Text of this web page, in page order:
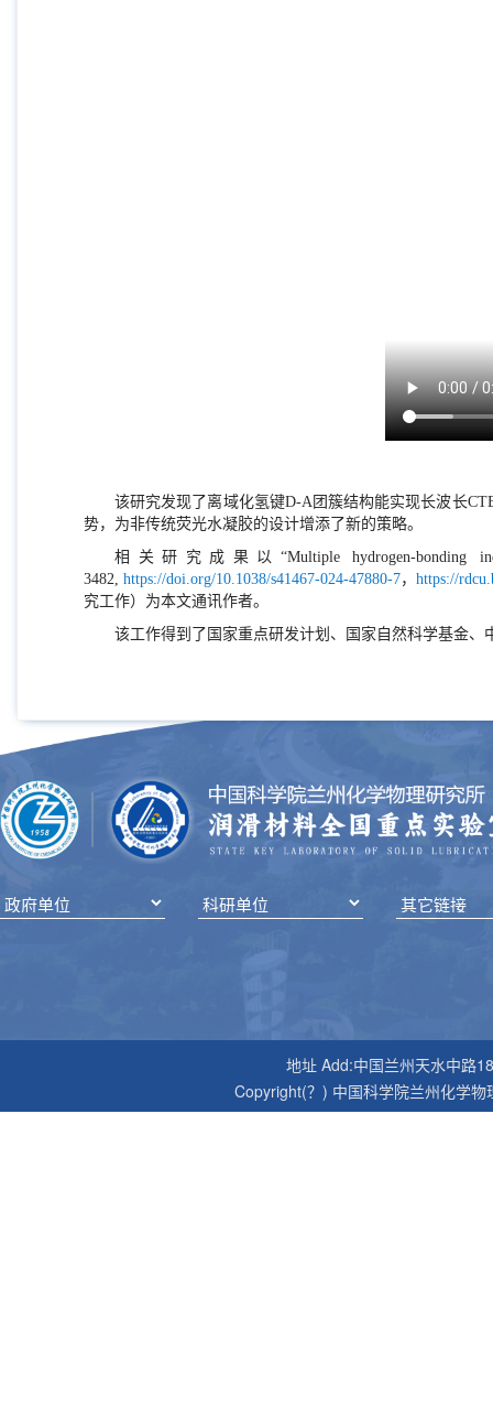
该研究发现了离域化氢键D-A团簇结构能实现长波长
势，为非传统荧光水凝胶的设计增添了新的策略。
相关研究成果以“Multiple hydrogen-bonding
3482, https://doi.org/10.1038/s41467-024-47880-7， https://
究工作）为本文通讯作者。
该工作得到了国家重点研发计划、国家自然科学基金
地址 Add:中国兰州天水中路
Copyright(？) 中国科学院兰州化学